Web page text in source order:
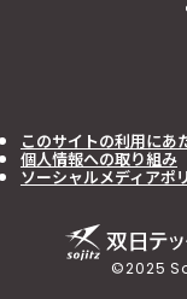
このサイトの利用にあ
個人情報への取り組み
ソーシャルメディアポ
©2025